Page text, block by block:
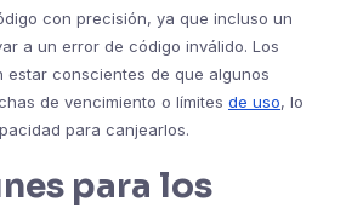
con precisión, ya que incluso un
a un error de código inválido. Los
estar conscientes de que algunos
de vencimiento o límites de uso, lo
para canjearlos.
para los